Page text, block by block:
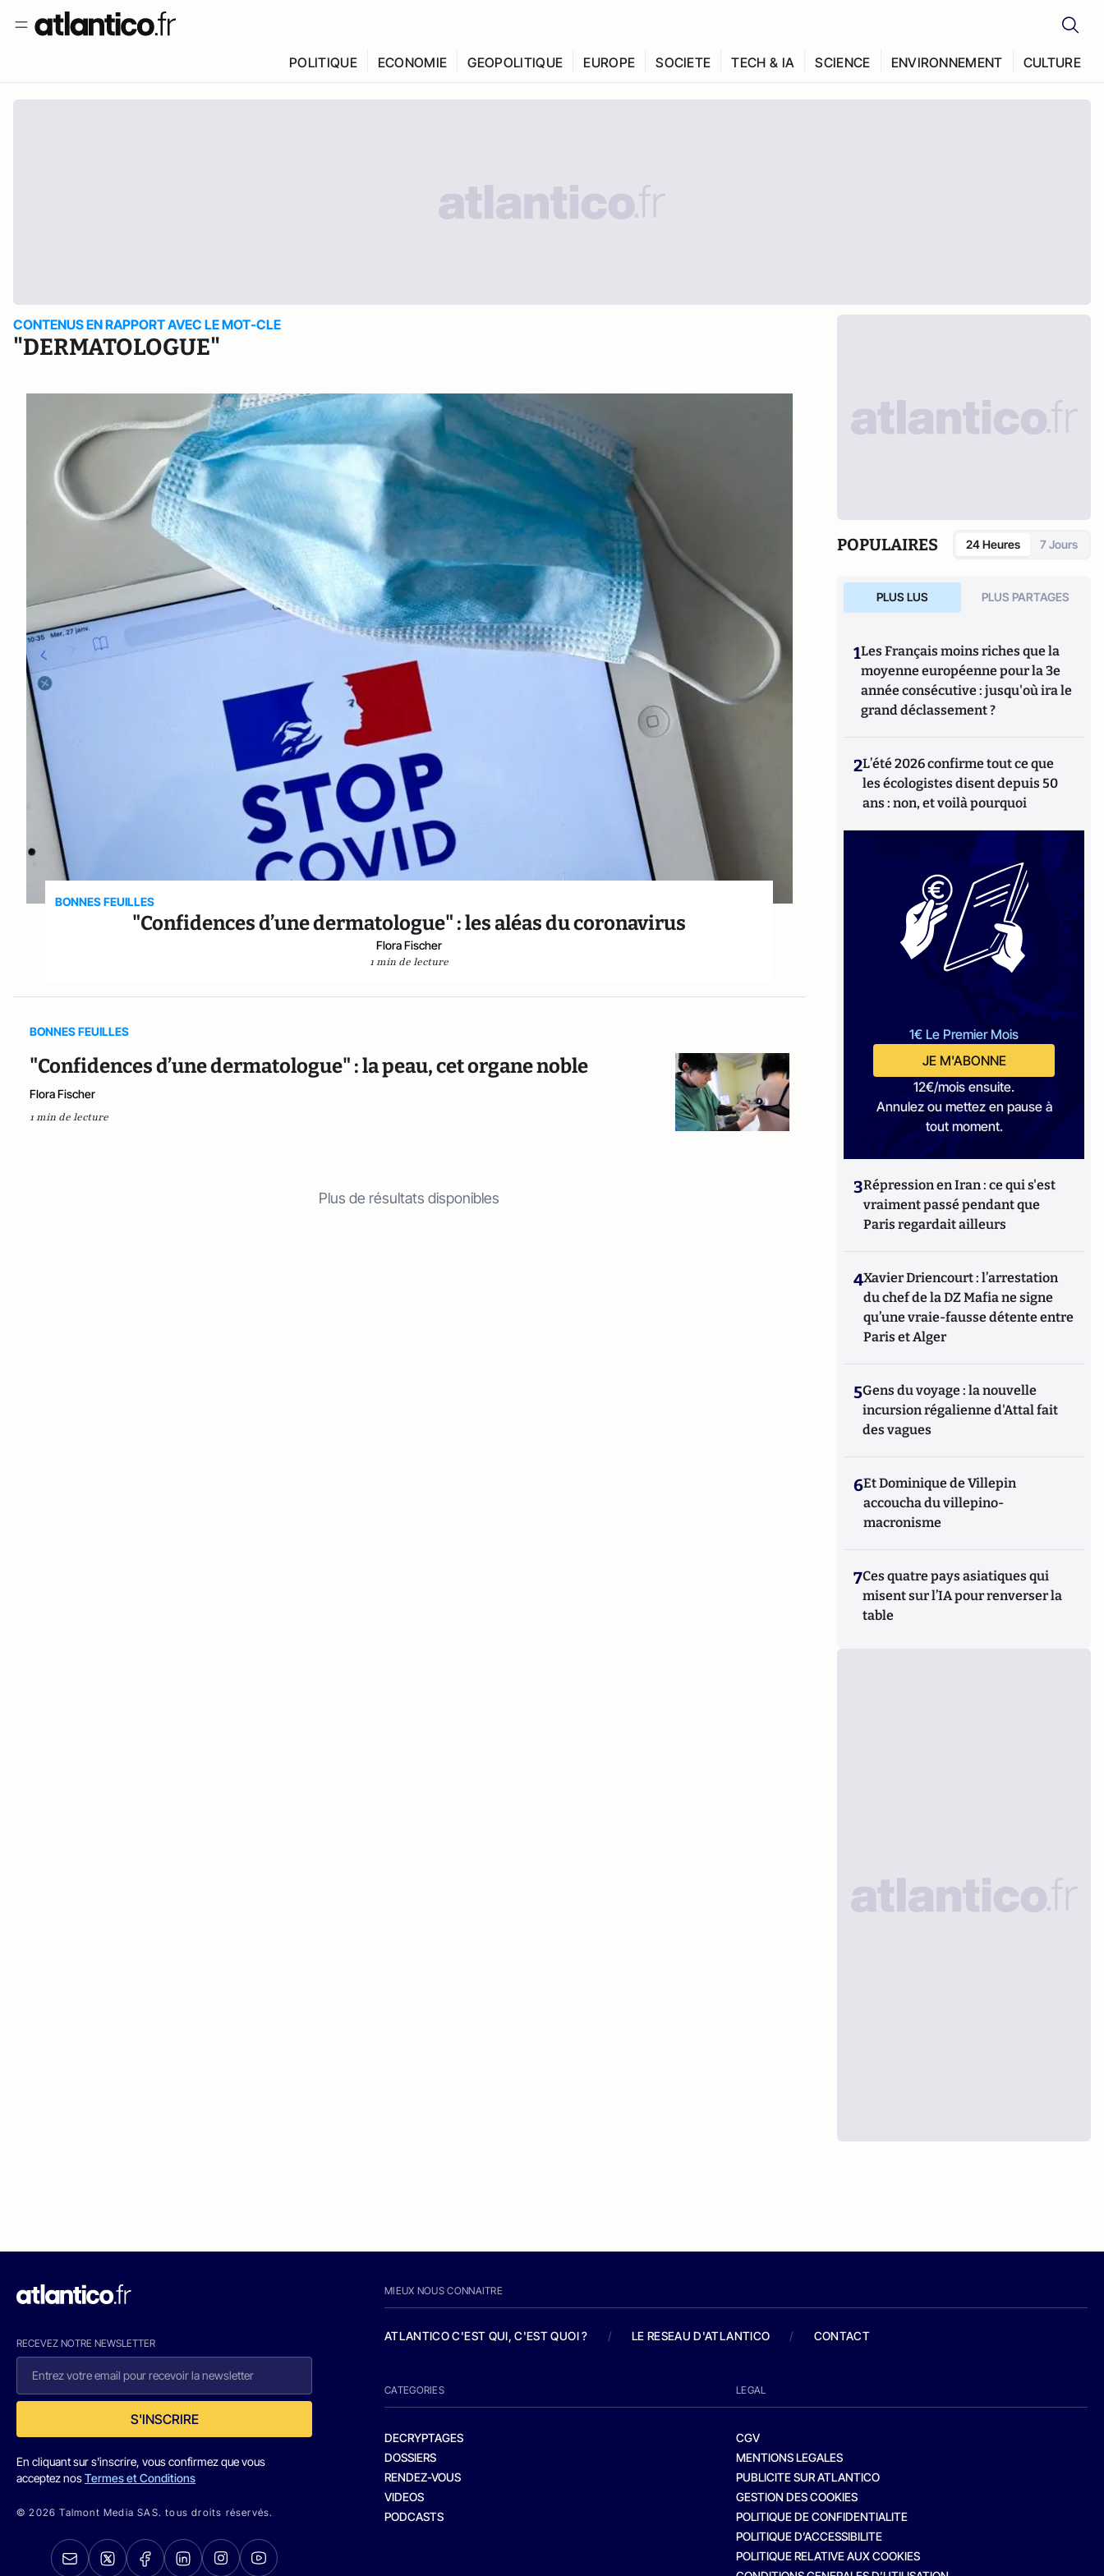
POLITIQUE ECONOMIE GEOPOLITIQUE EUROPE SOCIETE TECH & IA SCIENCE ENVIRONNEMENT CULTURE
CONTENUS EN RAPPORT AVEC LE MOT-CLE
"DERMATOLOGUE"
BONNES FEUILLES
"Confidences d’une dermatologue" : les aléas du coronavirus
Flora Fischer
1 min de lecture
BONNES FEUILLES
"Confidences d’une dermatologue" : la peau, cet organe noble
Flora Fischer
1 min de lecture
Plus de résultats disponibles
POPULAIRES 24 Heures 7 Jours
PLUS LUS PLUS PARTAGES
1Les Français moins riches que la
moyenne européenne pour la 3e
année consécutive : jusqu'où ira le
grand déclassement ?
2L’été 2026 confirme tout ce que
les écologistes disent depuis 50
ans : non, et voilà pourquoi
1€ Le Premier Mois
JE M'ABONNE
12€/mois ensuite.
Annulez ou mettez en pause à
tout moment.
3Répression en Iran : ce qui s'est
vraiment passé pendant que
Paris regardait ailleurs
4Xavier Driencourt : l’arrestation
du chef de la DZ Mafia ne signe
qu’une vraie-fausse détente entre
Paris et Alger
5Gens du voyage : la nouvelle
incursion régalienne d'Attal fait
des vagues
6Et Dominique de Villepin
accoucha du villepino-
macronisme
7Ces quatre pays asiatiques qui
misent sur l’IA pour renverser la
table
RECEVEZ NOTRE NEWSLETTER
S'INSCRIRE
En cliquant sur s'inscrire, vous confirmez que vous
acceptez nosTermes et Conditions
© 2026 Talmont Media SAS. tous droits réservés.
MIEUX NOUS CONNAITRE
ATLANTICO C'EST QUI, C'EST QUOI ? / LE RESEAU D'ATLANTICO / CONTACT
CATEGORIES
DECRYPTAGES
DOSSIERS
RENDEZ-VOUS
VIDEOS
PODCASTS
LEGAL
CGV
MENTIONS LEGALES
PUBLICITE SUR ATLANTICO
GESTION DES COOKIES
POLITIQUE DE CONFIDENTIALITE
POLITIQUE D’ACCESSIBILITE
POLITIQUE RELATIVE AUX COOKIES